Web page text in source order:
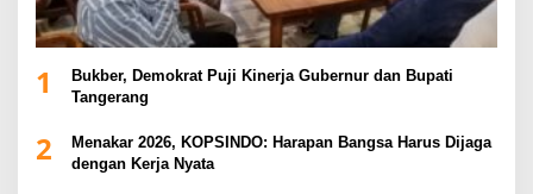
1
Bukber, Demokrat Puji Kinerja Gubernur dan Bupati
Tangerang
2
Menakar 2026, KOPSINDO: Harapan Bangsa Harus Dijaga
dengan Kerja Nyata